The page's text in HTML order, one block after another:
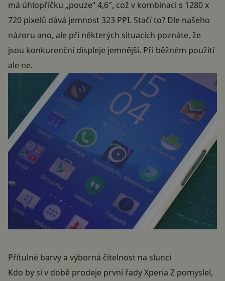
má úhlopříčku „pouze“ 4,6″, což v kombinaci s 1280 x
720 pixelů dává jemnost 323 PPI. Stačí to? Dle našeho
názoru ano, ale při některých situacích poznáte, že
jsou konkurenční displeje jemnější. Při běžném použití
ale ne.
Přítulné barvy a výborná čitelnost na slunci
Kdo by si v době prodeje první řady Xperia Z pomyslel,